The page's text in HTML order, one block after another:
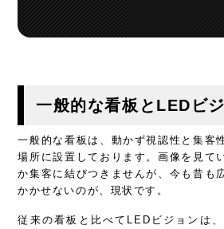
一般的な看板とLEDビ
一般的な看板は、動かず視認性と集客
場所に設置しております。画像を見て
か集客に結びつきませんが、今も昔も
かかせないのが、現状です。
従来の看板と比べてLEDビジョンは